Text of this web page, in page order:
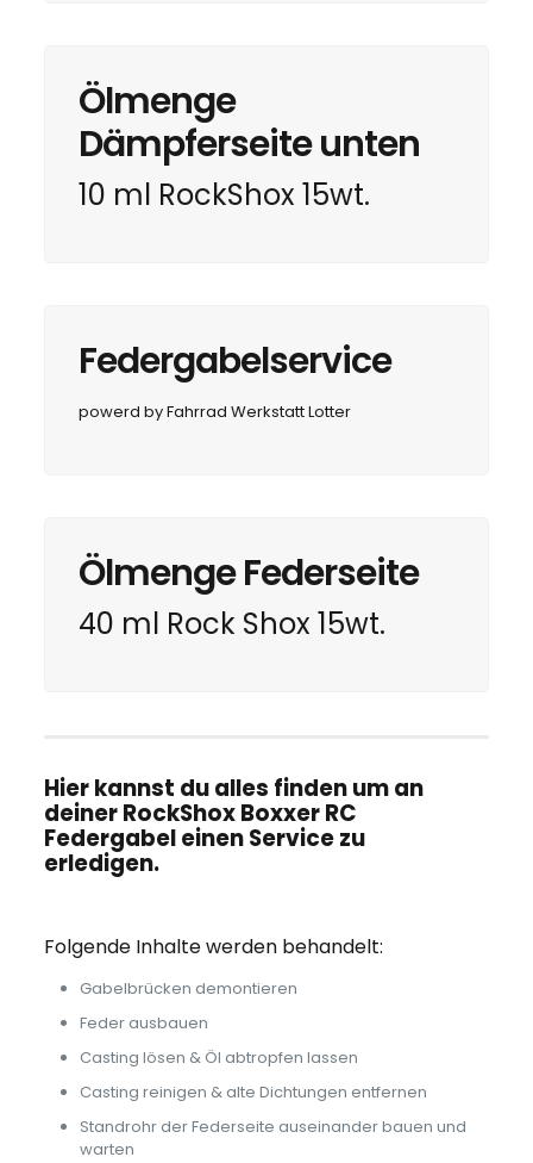
Ölmenge
Dämpferseite unten
10 ml RockShox 15wt.
Federgabelservice
powerd by Fahrrad Werkstatt Lotter
Ölmenge Federseite
40 ml Rock Shox 15wt.
Hier kannst du alles finden um an
deiner RockShox Boxxer RC
Federgabel einen Service zu
erledigen.
Folgende Inhalte werden behandelt:
Gabelbrücken demontieren
Feder ausbauen
Casting lösen & Öl abtropfen lassen
Casting reinigen & alte Dichtungen entfernen
Standrohr der Federseite auseinander bauen und
warten